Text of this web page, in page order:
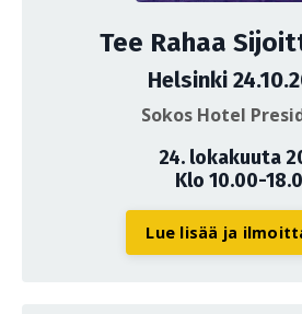
Tee Rahaa
Helsinki
Sokos Hotel
24. lokakuuta
Klo 10.00-
Lue lisää ja